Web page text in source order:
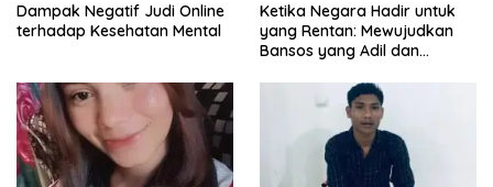
Dampak Negatif Judi Online
terhadap Kesehatan Mental
Ketika Negara Hadir untuk
yang Rentan: Mewujudkan
Bansos yang Adil dan